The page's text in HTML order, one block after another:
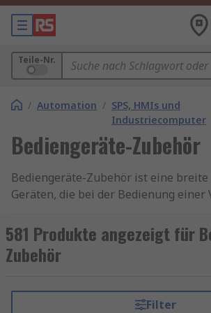
Teile-Nr.
/ Automation / SPS, HMIs und
Industriecomputer
Bediengeräte-Zubehör
Bediengeräte-Zubehör ist eine breite
Geräten, die bei der Bedienung einer
kommen. HMI bedeutet "Mensch-
Schnittstelle" (human-machine
bezieht sich auf Gadgets, mit denen
Bediengeräte-Zubehör umfasst alles
581 Produkte angezeigt für
Zubehör
Filter